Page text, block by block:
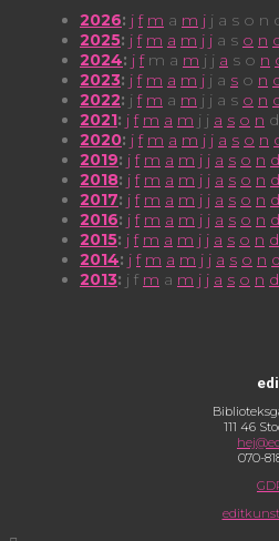
2026: j f m a m j j a s o n
2025: j f m a m j j a s o n
2024: j f m a m j j a s o n
2023: j f m a m j j a s o n
2022: j f m a m j j a s o n
2021: j f m a m j j a s o n d
2020: j f m a m j j a s o n
2019: j f m a m j j a s o n d
2018: j f m a m j j a s o n d
2017: j f m a m j j a s o n d
2016: j f m a m j j a s o n d
2015: j f m a m j j a s o n d
2014: j f m a m j j a s o n d
2013: j f m a m j j a s o n d
111 46
070-